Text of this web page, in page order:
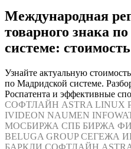
Международная
товарного знака
системе:
Узнайте актуальную
по Мадридской системе.
Роспатента и эффективные
СОФТЛАЙН ASTRA LINUX
IVIDEON NAUMEN
МОСБИРЖА СПБ БИРЖА
BELUGA GROUP СЕГЕЖА